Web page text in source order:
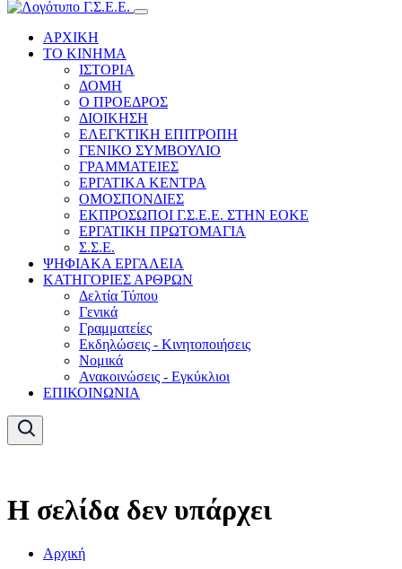
ΑΡΧΙΚΗ
ΤΟ ΚΙΝΗΜΑ
ΙΣΤΟΡΙΑ
ΔΟΜΗ
Ο ΠΡΟΕΔΡΟΣ
ΔΙΟΙΚΗΣΗ
ΕΛΕΓΚΤΙΚΗ ΕΠΙΤΡΟΠΗ
ΓΕΝΙΚΟ ΣΥΜΒΟΥΛΙΟ
ΓΡΑΜΜΑΤΕΙΕΣ
ΕΡΓΑΤΙΚΑ ΚΕΝΤΡΑ
ΟΜΟΣΠΟΝΔΙΕΣ
ΕΚΠΡΟΣΩΠΟΙ Γ.Σ.Ε.Ε. ΣΤΗΝ ΕΟΚΕ
ΕΡΓΑΤΙΚΗ ΠΡΩΤΟΜΑΓΙΑ
Σ.Σ.Ε.
ΨΗΦΙΑΚΑ ΕΡΓΑΛΕΙΑ
ΚΑΤΗΓΟΡΙΕΣ ΑΡΘΡΩΝ
Δελτία Τύπου
Γενικά
Γραμματείες
Εκδηλώσεις - Κινητοποιήσεις
Νομικά
Ανακοινώσεις - Εγκύκλιοι
ΕΠΙΚΟΙΝΩΝΙΑ
Η σελίδα δεν υπάρχει
Αρχική